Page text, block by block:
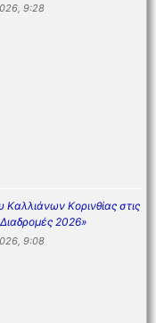
9:28
Κορινθίας στις
2026»
9:08